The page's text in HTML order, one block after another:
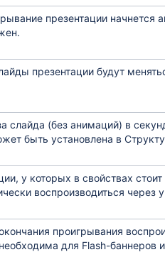
презентации начнется
презентации будут
слайда (без анимаций) в
быть установлена в
у которых в свойствах
воспроизводиться через
проигрывания
для Flash-баннеров